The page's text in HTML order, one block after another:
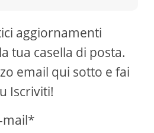
aggiornamenti
tua casella di posta.
email qui sotto e fai
Iscriviti!
mail*